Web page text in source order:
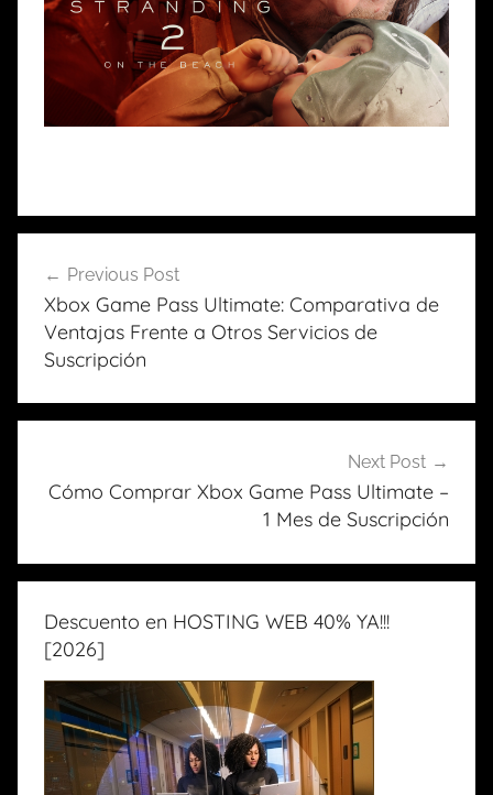
Navegación
de
entradas
Previous Post
Xbox Game Pass Ultimate: Comparativa de
Ventajas Frente a Otros Servicios de
Suscripción
Next Post
Cómo Comprar Xbox Game Pass Ultimate –
1 Mes de Suscripción
Descuento en HOSTING WEB 40% YA!!!
[2026]